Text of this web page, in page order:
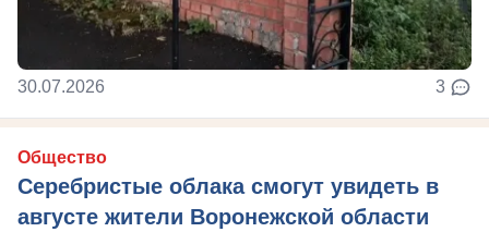
30.07.2026 3
Общество
Серебристые облака смогут увидеть в
августе жители Воронежской области